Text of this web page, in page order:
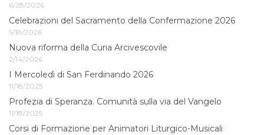
6/28/2026
Celebrazioni del Sacramento della Confermazione 2026
5/18/2026
Nuova riforma della Curia Arcivescovile
2/14/2026
I Mercoledì di San Ferdinando 2026
11/18/2025
Profezia di Speranza. Comunità sulla via del Vangelo
11/18/2025
Corsi di Formazione per Animatori Liturgico-Musicali